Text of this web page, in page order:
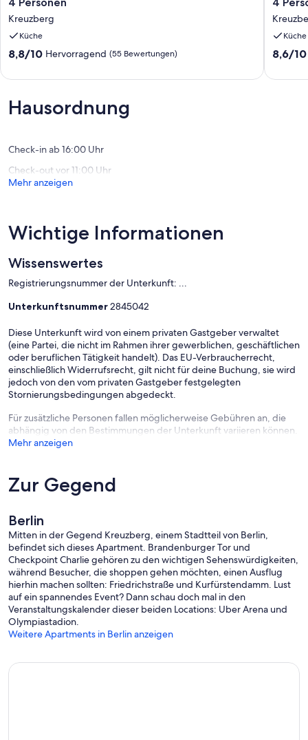
Kreuzberg,Loft,Kunst,Kneipen,Bars,Nachtleben,WiFi,bis
4
Personen
Kreuzberg
Kreuzberg
Küche
8.8
10,
(55
Bewertungen)
8,8/10 Hervorragend (55 Bewertungen)
4
Küche
8.6
10,
8,6/10
Hausordnung
Check-in ab 16:00 Uhr
Check-out vor 11:00 Uhr
Mehr anzeigen
Wichtige Informationen
Wissenswertes
Registrierungsnummer der Unterkunft: ...
Unterkunftsnummer2845042
Diese Unterkunft wird von einem privaten Gastgeber verwaltet
(eine Partei, die nicht im Rahmen ihrer gewerblichen, geschäftlichen
oder beruflichen Tätigkeit handelt). Das EU-Verbraucherrecht,
einschließlich Widerrufsrecht, gilt nicht für deine Buchung, sie wird
jedoch von den vom privaten Gastgeber festgelegten
Stornierungsbedingungen abgedeckt.
Für zusätzliche Personen fallen möglicherweise Gebühren an, die
abhängig von den Bestimmungen der Unterkunft variieren können.
Mehr anzeigen
Zur Gegend
Berlin
Mitten in der Gegend Kreuzberg, einem Stadtteil von Berlin,
befindet sich dieses Apartment. Brandenburger Tor und
Checkpoint Charlie gehören zu den wichtigen Sehenswürdigkeiten,
während Besucher, die shoppen gehen möchten, einen Ausflug
hierhin machen sollten: Friedrichstraße und Kurfürstendamm. Lust
auf ein spannendes Event? Dann schau doch mal in den
Veranstaltungskalender dieser beiden Locations: Uber Arena und
Olympiastadion.
Weitere Apartments in Berlin anzeigen